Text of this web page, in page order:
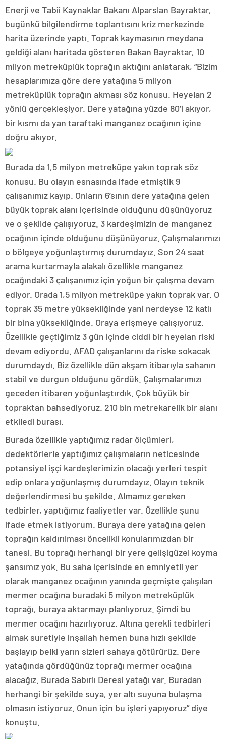
Enerji ve Tabii Kaynaklar Bakanı Alparslan Bayraktar,
bugünkü bilgilendirme toplantısını kriz merkezinde
harita üzerinde yaptı. Toprak kaymasının meydana
geldiği alanı haritada gösteren Bakan Bayraktar, 10
milyon metreküplük toprağın aktığını anlatarak, “Bizim
hesaplarımıza göre dere yatağına 5 milyon
metreküplük toprağın akması söz konusu. Heyelan 2
yönlü gerçekleşiyor. Dere yatağına yüzde 80’i akıyor,
bir kısmı da yan taraftaki manganez ocağının içine
doğru akıyor.
Burada da 1,5 milyon metreküpe yakın toprak söz
konusu. Bu olayın esnasında ifade etmiştik 9
çalışanımız kayıp. Onların 6’sının dere yatağına gelen
büyük toprak alanı içerisinde olduğunu düşünüyoruz
ve o şekilde çalışıyoruz. 3 kardeşimizin de manganez
ocağının içinde olduğunu düşünüyoruz. Çalışmalarımızı
o bölgeye yoğunlaştırmış durumdayız. Son 24 saat
arama kurtarmayla alakalı özellikle manganez
ocağındaki 3 çalışanımız için yoğun bir çalışma devam
ediyor. Orada 1,5 milyon metreküpe yakın toprak var. O
toprak 35 metre yüksekliğinde yani nerdeyse 12 katlı
bir bina yüksekliğinde. Oraya erişmeye çalışıyoruz.
Özellikle geçtiğimiz 3 gün içinde ciddi bir heyelan riski
devam ediyordu. AFAD çalışanlarını da riske sokacak
durumdaydı. Biz özellikle dün akşam itibarıyla sahanın
stabil ve durgun olduğunu gördük. Çalışmalarımızı
geceden itibaren yoğunlaştırdık. Çok büyük bir
topraktan bahsediyoruz. 210 bin metrekarelik bir alanı
etkiledi burası.
Burada özellikle yaptığımız radar ölçümleri,
dedektörlerle yaptığımız çalışmaların neticesinde
potansiyel işçi kardeşlerimizin olacağı yerleri tespit
edip onlara yoğunlaşmış durumdayız. Olayın teknik
değerlendirmesi bu şekilde. Almamız gereken
tedbirler, yaptığımız faaliyetler var. Özellikle şunu
ifade etmek istiyorum. Buraya dere yatağına gelen
toprağın kaldırılması öncelikli konularımızdan bir
tanesi. Bu toprağı herhangi bir yere gelişigüzel koyma
şansımız yok. Bu saha içerisinde en emniyetli yer
olarak manganez ocağının yanında geçmişte çalışılan
mermer ocağına buradaki 5 milyon metreküplük
toprağı, buraya aktarmayı planlıyoruz. Şimdi bu
mermer ocağını hazırlıyoruz. Altına gerekli tedbirleri
almak suretiyle inşallah hemen buna hızlı şekilde
başlayıp belki yarın sizleri sahaya götürürüz. Dere
yatağında gördüğünüz toprağı mermer ocağına
alacağız. Burada Sabırlı Deresi yatağı var. Buradan
herhangi bir şekilde suya, yer altı suyuna bulaşma
olmasın istiyoruz. Onun için bu işleri yapıyoruz” diye
konuştu.